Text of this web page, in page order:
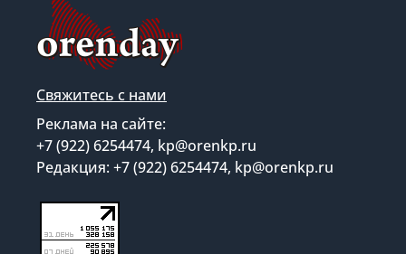
Свяжитесь с нами
Реклама на сайте:
+7 (922) 6254474, kp@orenkp.ru
Редакция: +7 (922) 6254474, kp@orenkp.ru